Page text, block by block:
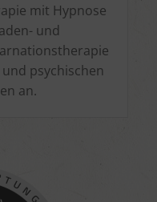
mit Hypnose
und
psychischen
an.